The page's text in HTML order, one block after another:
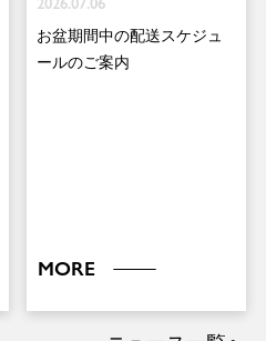
お盆期間中の配送スケジュ
ールのご案内
MORE